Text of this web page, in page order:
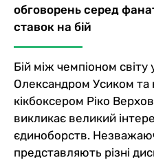
обговорень серед
ставок на бій
Бій між чемпіоном світу
Олександром Усиком та
кікбоксером Ріко
викликає великий
єдиноборств.
представляють різні